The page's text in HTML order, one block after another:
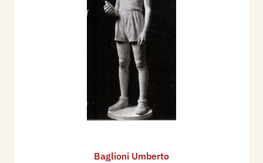
Baglioni Umberto